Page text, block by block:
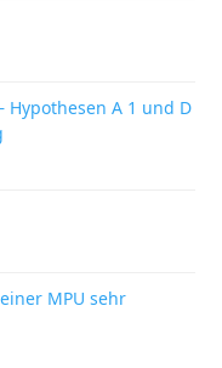
A 1 und D
MPU sehr